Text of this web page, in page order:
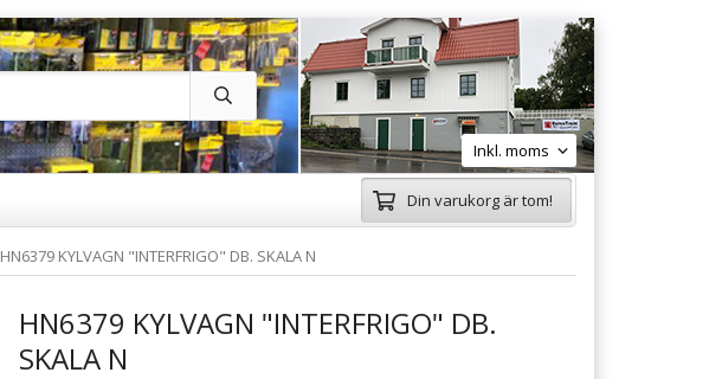
Din varukorg är tom!
HN6379 KYLVAGN "INTERFRIGO" DB. SKALA N
HN6379 KYLVAGN "INTERFRIGO" DB.
SKALA N